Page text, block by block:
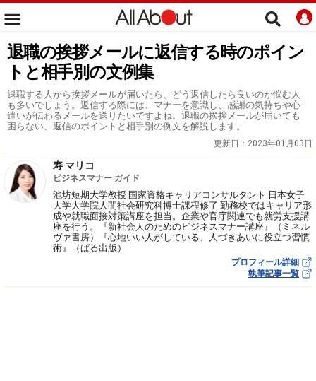
退職の挨拶メールに返信する時のポイン
トと相手別の文例集
退職する人から挨拶メールが届いたら、どう返信したら良いのか悩む人
も多いでしょう。返信する際には、マナーを意識し、感謝の気持ちや心
遣いが伝わるメールを送りたいですよね。退職の挨拶メールが届いても
困らない、返信のポイントと相手別の例文を解説します。
更新日： 2023年01月03日
寿 マリコ
ビジネスマナー ガイド
池坊短期大学教授 国家資格キャリアコンサルタント 日本女子
大学大学院人間社会研究科博士課程修了 勤務校ではキャリア形
成や就職面接対策講座を担当。企業や官庁関連でも就労支援講
座を行う。『新社会人のためのビジネスマナー講座』（ミネル
ヴァ書房）『心地いい人がしている、人づきあいに役立つ習慣
術』（ぱる出版）
プロフィール詳細
執筆記事一覧